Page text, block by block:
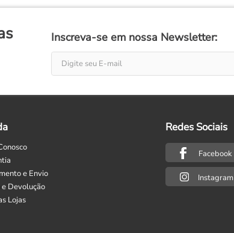
Inscreva-se em nossa Newsletter:
e Envio
e Devolução
Lojas
Redes Sociais
Facebook
Instagram